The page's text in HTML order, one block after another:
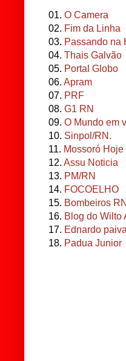
01. O Camera
02. Fim da Linha
03. Passando na
04. Thais Galvão
05. Portal Globo
06. Apram
07. PRF
08. G1 RN
09. O Mundo em
10. Sinpol/RN.
11. Mossoró Hoje
12. Assu Noticia
13. PM/RN
14. FOCOELHO
15. Bombeiros RN
16. Blog do Wilto
17. Ednardo paiva
18. Padua Junior